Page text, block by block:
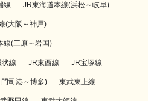
線 JR東海道本線(浜松～岐阜)
(大阪～神戸)
線(三原～岩国)
状線 JR東西線 JR宝塚線
司港～博多) 東武東上線